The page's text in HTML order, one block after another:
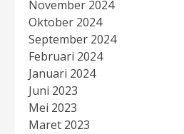
November 2024
Oktober 2024
September 2024
Februari 2024
Januari 2024
Juni 2023
Mei 2023
Maret 2023